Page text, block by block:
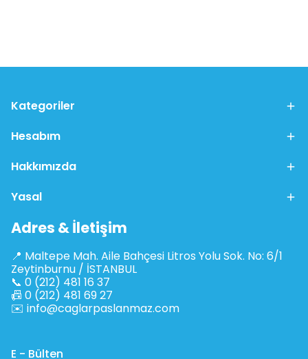
Kategoriler
Hesabım
Hakkımızda
Yasal
Adres & İletişim
📍 Maltepe Mah. Aile Bahçesi Litros Yolu Sok. No: 6/1
Zeytinburnu / İSTANBUL
📞 0 (212) 481 16 37
📠 0 (212) 481 69 27
✉️ info@caglarpaslanmaz.com
E - Bülten